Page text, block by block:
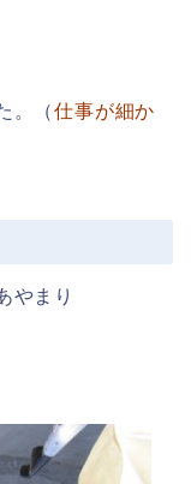
。（仕事が細か
まり